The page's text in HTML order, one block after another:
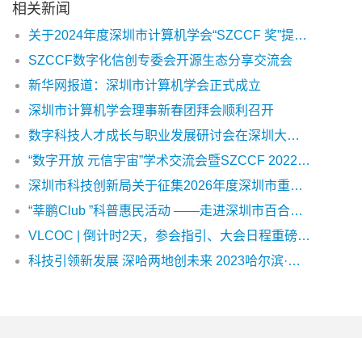
相关新闻
关于2024年度深圳市计算机学会“SZCCF 奖”提名申报工作的通知
SZCCF数字化信创专委会开源生态分享交流会
新华网报道：深圳市计算机学会正式成立
深圳市计算机学会理事新春团拜会顺利召开
数字科技人才成长与职业发展研讨会在深圳大学城圆满举办
“数字开放 元信宇宙”学术交流会暨SZCCF 2022年中会圆满落幕
深圳市科技创新局关于征集2026年度深圳市重点产业研发计划备选课题的通知
“莘鹏Club ”科普惠民活动 ——走进深圳市百合外国语学校成功举办
VLCOC | 倒计时2天，参会指引、大会日程重磅发布！
科技引领新发展 深哈两地创未来 2023哈尔滨·深圳计算专题论坛暨产业对接交流论坛成功举办